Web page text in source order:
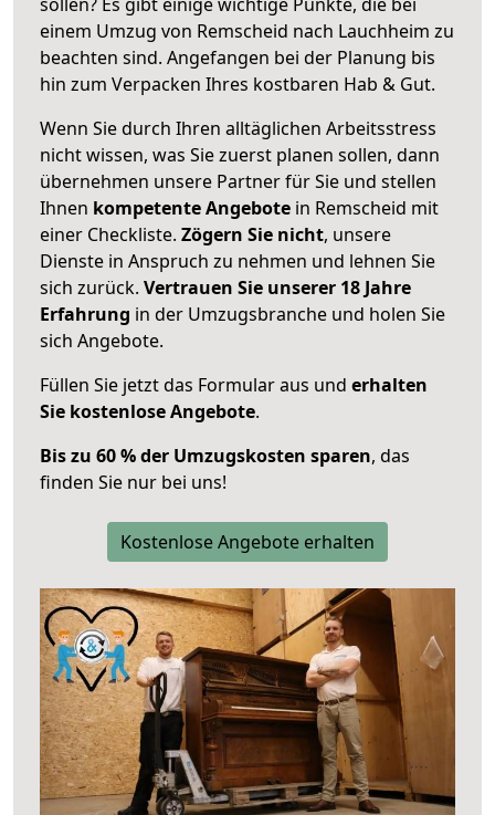
einem Umzug von Remscheid nach Lauchheim zu
beachten sind. Angefangen bei der Planung bis
hin zum Verpacken Ihres kostbaren Hab & Gut.
Wenn Sie durch Ihren alltäglichen Arbeitsstress
nicht wissen, was Sie zuerst planen sollen, dann
übernehmen unsere Partner für Sie und stellen
Ihnen kompetente Angebote in Remscheid mit
einer Checkliste. Zögern Sie nicht, unsere
Dienste in Anspruch zu nehmen und lehnen Sie
sich zurück. Vertrauen Sie unserer 18 Jahre
Erfahrung in der Umzugsbranche und holen Sie
sich Angebote.
Füllen Sie jetzt das Formular aus und erhalten
Sie kostenlose Angebote.
Bis zu 60 % der Umzugskosten sparen, das
finden Sie nur bei uns!
Kostenlose Angebote erhalten